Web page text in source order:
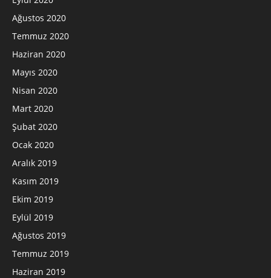
Ağustos 2020
Temmuz 2020
Haziran 2020
Mayıs 2020
Nisan 2020
Mart 2020
Şubat 2020
Ocak 2020
Aralık 2019
Kasım 2019
Ekim 2019
Eylül 2019
Ağustos 2019
Temmuz 2019
Haziran 2019